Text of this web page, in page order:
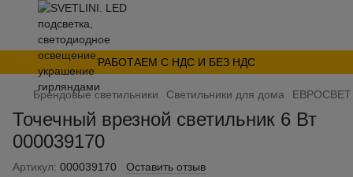
РАБОТАЕМ С НДС И БЕЗ НДС
Брендовые светильники Светильники для дома ЕВРОСВЕТ
Точечный врезной светильник 6 Вт
000039170
Артикул: 000039170 Оставить отзыв